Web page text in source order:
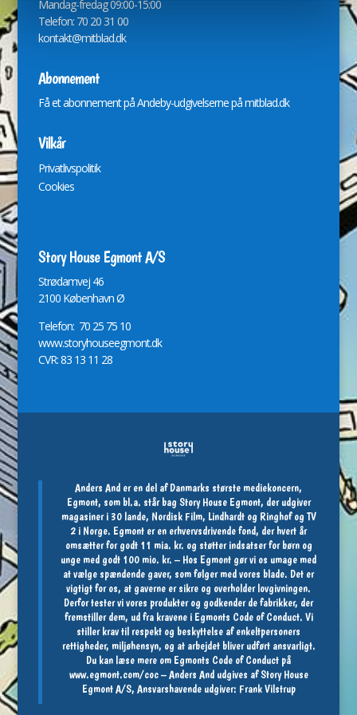
Mandag-fredag 09:00-15:00
Telefon: 70 20 31 00
kontakt@mitblad.dk
Abonnement
Få et abonnement på Andeby-udgivelserne påmitblad.dk
Vilkår
Privatlivspolitik
Cookies
Story House Egmont A/S
Strødamvej 46
2100 København Ø
Telefon: 70 25 75 10
www.storyhouseegmont.dk
CVR: 83 13 11 28
Anders And er en del af Danmarks største mediekoncern,
Egmont, som bl.a. står bag Story House Egmont, der udgiver
magasiner i 30 lande, Nordisk Film, Lindhardt og Ringhof og TV
2 i Norge. Egmont er en erhvervsdrivende fond, der hvert år
omsætter for godt 11 mia. kr. og støtter indsatser for børn og
unge med godt 100 mio. kr. – Hos Egmont gør vi os umage med
at vælge spændende gaver, som følger med vores blade. Det er
vigtigt for os, at gaverne er sikre og overholder lovgivningen.
Derfor tester vi vores produkter og godkender de fabrikker, der
fremstiller dem, ud fra kravene i Egmonts Code of Conduct. Vi
stiller krav til respekt og beskyttelse af enkeltpersoners
rettigheder, miljøhensyn, og at arbejdet bliver udført ansvarligt.
Du kan læse mere om Egmonts Code of Conduct på
www.egmont.com/coc– Anders And udgives af Story House
Egmont A/S, Ansvarshavende udgiver: Frank Vilstrup